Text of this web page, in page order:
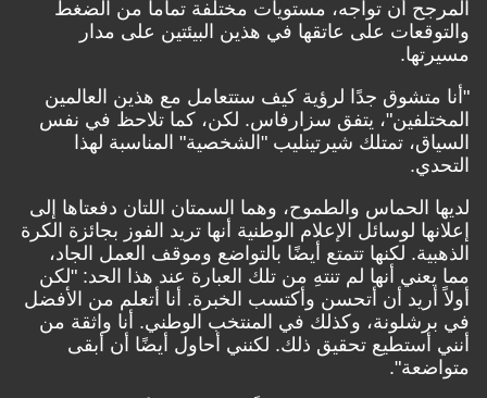
المرجح أن تواجه، مستويات مختلفة تماماً من الضغط
والتوقعات على عاتقها في هذين البيئتين على مدار
مسيرتها.
"أنا متشوق جدًا لرؤية كيف ستتعامل مع هذين العالمين
المختلفين"، يتفق سزارفاس. لكن، كما تلاحظ في نفس
السياق، تمتلك شيرتينليب "الشخصية" المناسبة لهذا
التحدي.
لديها الحماس والطموح، وهما السمتان اللتان دفعتاها إلى
إعلانها لوسائل الإعلام الوطنية أنها تريد الفوز بجائزة الكرة
الذهبية. لكنها تتمتع أيضًا بالتواضع وموقف العمل الجاد،
مما يعني أنها لم تنتهِ من تلك العبارة عند هذا الحد: "لكن
أولاً أريد أن أتحسن وأكتسب الخبرة. أنا أتعلم من الأفضل
في برشلونة، وكذلك في المنتخب الوطني. أنا واثقة من
أنني أستطيع تحقيق ذلك. لكنني أحاول أيضًا أن أبقى
متواضعة".